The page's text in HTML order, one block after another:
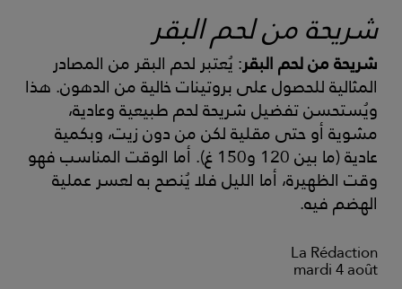
شريحة من لحم البقر
شريحة من لحم البقر: يُعتبر لحم البقر من المصادر
المثالية للحصول على بروتينات خالية من الدهون. هذا
ويُستحسن تفضيل شريحة لحم طبيعية وعادية،
مشوية أو حتى مقلية لكن من دون زيت، وبكمية
عادية (ما بين 120 و150 غ). أما الوقت المناسب فهو
وقت الظهيرة، أما الليل فلا يُنصح به لعسر عملية
الهضم فيه.
La Rédaction
mardi 4 août